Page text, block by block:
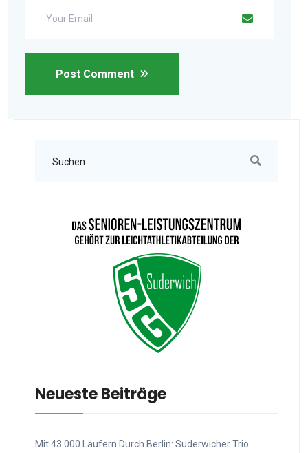
Post Comment
Neueste Beiträge
Mit 43.000 Läufern Durch Berlin: Suderwicher Trio